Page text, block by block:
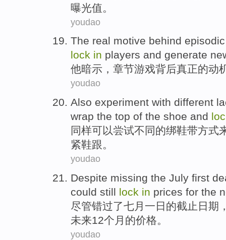
曝光值。
youdao
The real motive behind episodic
lock in players and generate
他暗示 ， 章节游戏背后真正的动
youdao
Also experiment with different
wrap the top of the shoe and
同样可以尝试不同的绑鞋带方式
紧鞋跟。
youdao
Despite missing the July first
could still lock in prices for the
尽管错过了七月 一日的截止日期
未来12个月 的价格。
youdao